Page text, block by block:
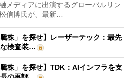
メディアに出演するグローバルリン
信博氏が、最新…
株」を探せ】レーザーテック：最先
検査装…
株」を探せ】TDK：AIインフラを支